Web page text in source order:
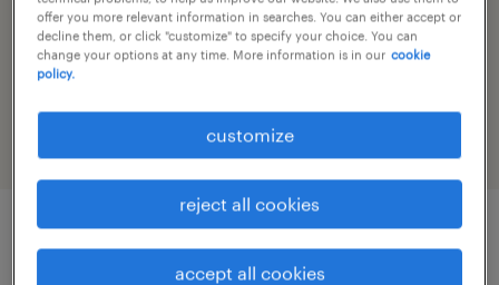
job category
job details
offer you more relevant information in searches. You can either accept or
decline them, or click "customize" to specify your choice. You can
change your options at any time. More information is in our cookie
policy.
customize
reject all cookies
accept all cookies